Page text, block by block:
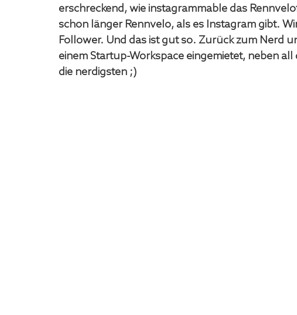
erschreckend, wie instagrammable das
schon länger Rennvelo, als es Instagram gibt.
Follower. Und das ist gut so. Zurück zum Nerd
einem Startup-Workspace eingemietet, neben
die nerdigsten ;)